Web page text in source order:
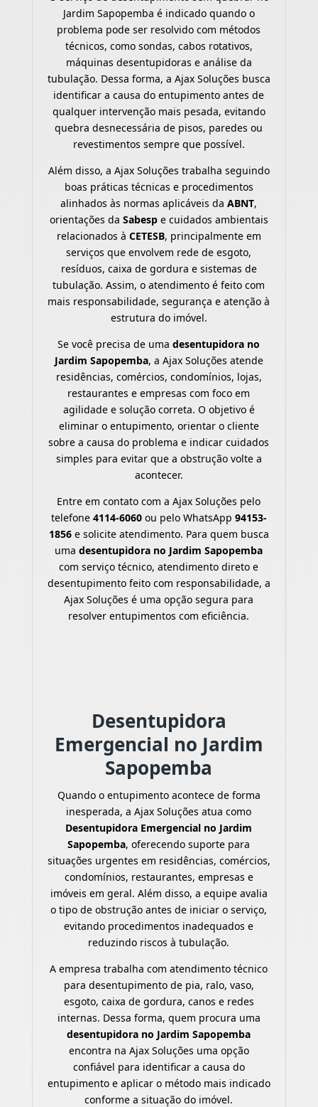
Jardim Sapopemba é indicado quando o
problema pode ser resolvido com métodos
técnicos, como sondas, cabos rotativos,
máquinas desentupidoras e análise da
tubulação. Dessa forma, a Ajax Soluções busca
identificar a causa do entupimento antes de
qualquer intervenção mais pesada, evitando
quebra desnecessária de pisos, paredes ou
revestimentos sempre que possível.
Além disso, a Ajax Soluções trabalha seguindo
boas práticas técnicas e procedimentos
alinhados às normas aplicáveis daABNT,
orientações da Sabespe cuidados ambientais
relacionados à CETESB, principalmente em
serviços que envolvem rede de esgoto,
resíduos, caixa de gordura e sistemas de
tubulação. Assim, o atendimento é feito com
mais responsabilidade, segurança e atenção à
estrutura do imóvel.
Se você precisa de umadesentupidora no
Jardim Sapopemba, a Ajax Soluções atende
residências, comércios, condomínios, lojas,
restaurantes e empresas com foco em
agilidade e solução correta. O objetivo é
eliminar o entupimento, orientar o cliente
sobre a causa do problema e indicar cuidados
simples para evitar que a obstrução volte a
acontecer.
Entre em contato com a Ajax Soluções pelo
telefone 4114-6060ou pelo WhatsApp 94153-
1856e solicite atendimento. Para quem busca
umadesentupidora no Jardim Sapopemba
com serviço técnico, atendimento direto e
desentupimento feito com responsabilidade, a
Ajax Soluções é uma opção segura para
resolver entupimentos com eficiência.
Desentupidora
Emergencial no Jardim
Sapopemba
Quando o entupimento acontece de forma
inesperada, a Ajax Soluções atua como
Desentupidora Emergencial no Jardim
Sapopemba, oferecendo suporte para
situações urgentes em residências, comércios,
condomínios, restaurantes, empresas e
imóveis em geral. Além disso, a equipe avalia
o tipo de obstrução antes de iniciar o serviço,
evitando procedimentos inadequados e
reduzindo riscos à tubulação.
A empresa trabalha com atendimento técnico
para desentupimento de pia, ralo, vaso,
esgoto, caixa de gordura, canos e redes
internas. Dessa forma, quem procura uma
desentupidora no Jardim Sapopemba
encontra na Ajax Soluções uma opção
confiável para identificar a causa do
entupimento e aplicar o método mais indicado
conforme a situação do imóvel.